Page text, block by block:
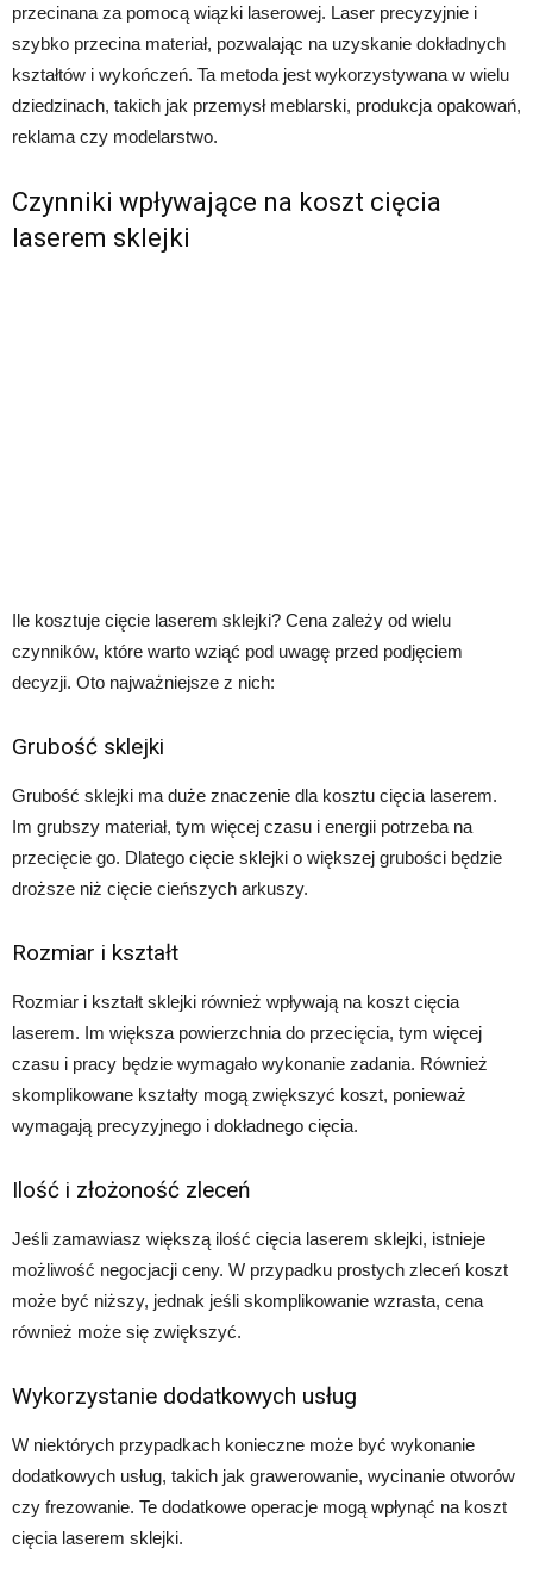
przecinana za pomocą wiązki laserowej. Laser precyzyjnie i
szybko przecina materiał, pozwalając na uzyskanie dokładnych
kształtów i wykończeń. Ta metoda jest wykorzystywana w wielu
dziedzinach, takich jak przemysł meblarski, produkcja opakowań,
reklama czy modelarstwo.
Czynniki wpływające na koszt cięcia
laserem sklejki
Ile kosztuje cięcie laserem sklejki? Cena zależy od wielu
czynników, które warto wziąć pod uwagę przed podjęciem
decyzji. Oto najważniejsze z nich:
Grubość sklejki
Grubość sklejki ma duże znaczenie dla kosztu cięcia laserem.
Im grubszy materiał, tym więcej czasu i energii potrzeba na
przecięcie go. Dlatego cięcie sklejki o większej grubości będzie
droższe niż cięcie cieńszych arkuszy.
Rozmiar i kształt
Rozmiar i kształt sklejki również wpływają na koszt cięcia
laserem. Im większa powierzchnia do przecięcia, tym więcej
czasu i pracy będzie wymagało wykonanie zadania. Również
skomplikowane kształty mogą zwiększyć koszt, ponieważ
wymagają precyzyjnego i dokładnego cięcia.
Ilość i złożoność zleceń
Jeśli zamawiasz większą ilość cięcia laserem sklejki, istnieje
możliwość negocjacji ceny. W przypadku prostych zleceń koszt
może być niższy, jednak jeśli skomplikowanie wzrasta, cena
również może się zwiększyć.
Wykorzystanie dodatkowych usług
W niektórych przypadkach konieczne może być wykonanie
dodatkowych usług, takich jak grawerowanie, wycinanie otworów
czy frezowanie. Te dodatkowe operacje mogą wpłynąć na koszt
cięcia laserem sklejki.